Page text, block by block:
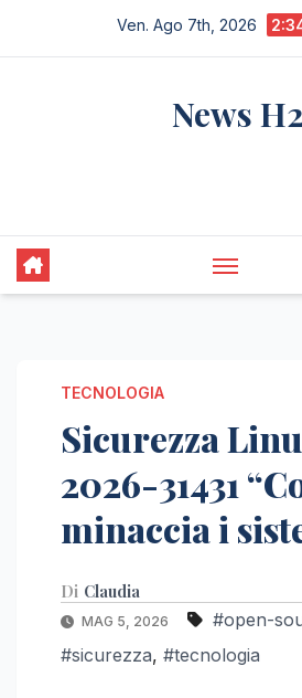
Ven. Ago 7th, 2026
News
TECNOLOGIA
Sicurezza
2026-31431
minaccia i
Di Claudia
MAG 5, 2026 #open-
#sicurezza, #tecnologia